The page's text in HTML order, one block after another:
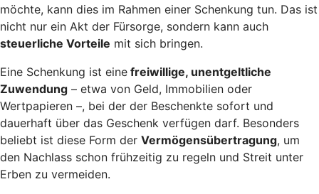
möchte, kann dies im Rahmen einer Schenkung tun. Das ist
nicht nur ein Akt der Fürsorge, sondern kann auch
steuerliche Vorteile mit sich bringen.
Eine Schenkung ist eine freiwillige, unentgeltliche
Zuwendung – etwa von Geld, Immobilien oder
Wertpapieren –, bei der der Beschenkte sofort und
dauerhaft über das Geschenk verfügen darf. Besonders
beliebt ist diese Form der Vermögensübertragung, um
den Nachlass schon frühzeitig zu regeln und Streit unter
Erben zu vermeiden.